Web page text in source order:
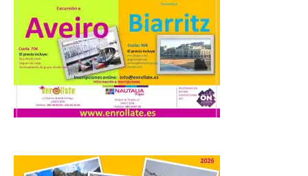
6 Ago 2026
Iberia se convierte en la
primera aerolínea
española en ofrecer wifi a
bordo de Starlink, la
constelación de satélites
más avanzada del mundo, desarrollada